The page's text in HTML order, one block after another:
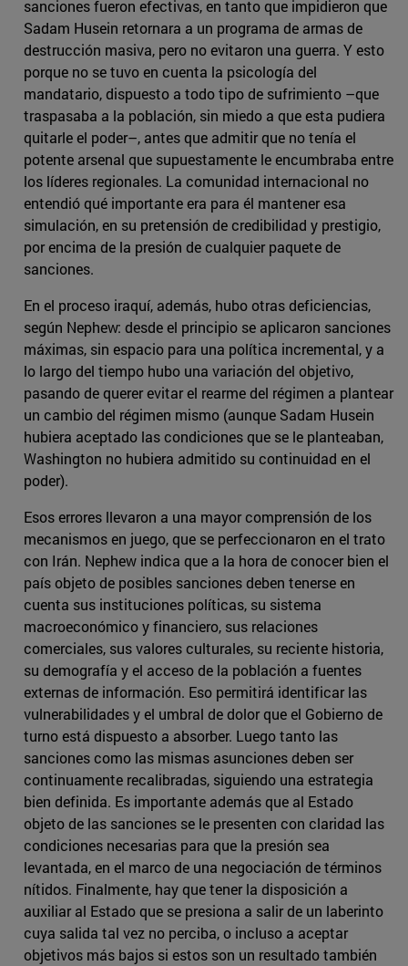
sanciones fueron efectivas, en tanto que impidieron que
Sadam Husein retornara a un programa de armas de
destrucción masiva, pero no evitaron una guerra. Y esto
porque no se tuvo en cuenta la psicología del
mandatario, dispuesto a todo tipo de sufrimiento –que
traspasaba a la población, sin miedo a que esta pudiera
quitarle el poder–, antes que admitir que no tenía el
potente arsenal que supuestamente le encumbraba entre
los líderes regionales. La comunidad internacional no
entendió qué importante era para él mantener esa
simulación, en su pretensión de credibilidad y prestigio,
por encima de la presión de cualquier paquete de
sanciones.
En el proceso iraquí, además, hubo otras deficiencias,
según Nephew: desde el principio se aplicaron sanciones
máximas, sin espacio para una política incremental, y a
lo largo del tiempo hubo una variación del objetivo,
pasando de querer evitar el rearme del régimen a plantear
un cambio del régimen mismo (aunque Sadam Husein
hubiera aceptado las condiciones que se le planteaban,
Washington no hubiera admitido su continuidad en el
poder).
Esos errores llevaron a una mayor comprensión de los
mecanismos en juego, que se perfeccionaron en el trato
con Irán. Nephew indica que a la hora de conocer bien el
país objeto de posibles sanciones deben tenerse en
cuenta sus instituciones políticas, su sistema
macroeconómico y financiero, sus relaciones
comerciales, sus valores culturales, su reciente historia,
su demografía y el acceso de la población a fuentes
externas de información. Eso permitirá identificar las
vulnerabilidades y el umbral de dolor que el Gobierno de
turno está dispuesto a absorber. Luego tanto las
sanciones como las mismas asunciones deben ser
continuamente recalibradas, siguiendo una estrategia
bien definida. Es importante además que al Estado
objeto de las sanciones se le presenten con claridad las
condiciones necesarias para que la presión sea
levantada, en el marco de una negociación de términos
nítidos. Finalmente, hay que tener la disposición a
auxiliar al Estado que se presiona a salir de un laberinto
cuya salida tal vez no perciba, o incluso a aceptar
objetivos más bajos si estos son un resultado también